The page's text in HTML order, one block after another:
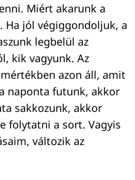
Miért akarunk a
Ha jól végiggondoljuk, a
legbelül az
kik vagyunk. Az
azon áll, amit
naponta futunk, akkor
sakkozunk, akkor
folytatni a sort. Vagyis
változik az